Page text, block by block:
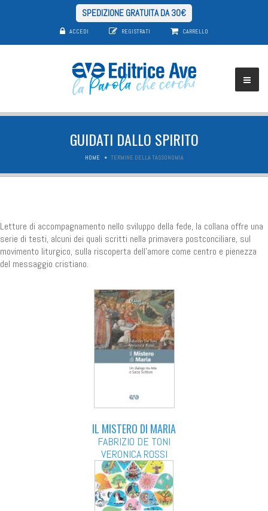
SPEDIZIONE GRATUITA DA 30€
ACCEDI REGISTRATI CARRELLO
GUIDATI DALLO SPIRITO
HOME TERMINE DELLA TASSONOMIA
Letture di accompagnamento nello sviluppo della fede, la collana offre una
serie di testi, alcuni dei quali scritti nella primavera postconciliare, sul
movimento liturgico, sulla riscoperta dell'amore come centro e pienezza
del messaggio cristiano.
IL MISTERO DI MARIA
FABRIZIO DE TONI
VERONICA ROSSI